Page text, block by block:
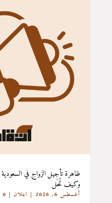
ظاهرة تأجيل الزواج في
وكيف تُحَل
أغسطس 6, 2026 | اعلان | 0 COMMENTS